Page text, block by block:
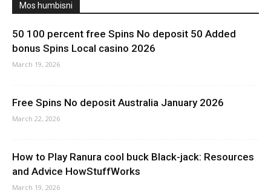
Mos humbisni
50 100 percent free Spins No deposit 50 Added
bonus Spins Local casino 2026
March 19, 2026
Free Spins No deposit Australia January 2026
March 22, 2026
How to Play Ranura cool buck Black-jack: Resources
and Advice HowStuffWorks
March 19, 2026